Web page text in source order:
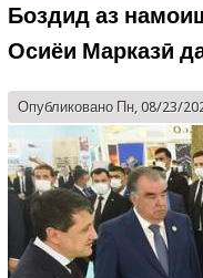
Боздид аз
Осиёи Марказӣ
Опубликовано Пн, 08/23/